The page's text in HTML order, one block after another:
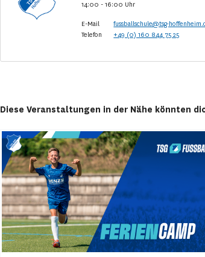
14:00 - 16:00 Uhr
E-Mail
fussballschule@tsg-
Telefon
+49 (0) 160 844 75 25
Diese Veranstaltungen in der Nähe könnten